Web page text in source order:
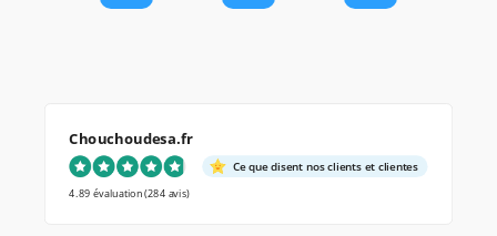
Chouchoudesa.fr
Ce que disent nos clients et clientes
4.89 évaluation(284 avis)